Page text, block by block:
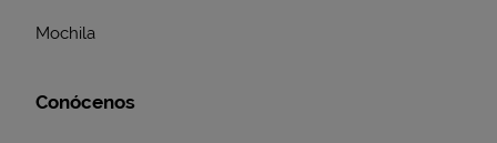
Mochila
Conócenos